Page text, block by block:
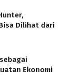
Dilihat dari
Ekonomi